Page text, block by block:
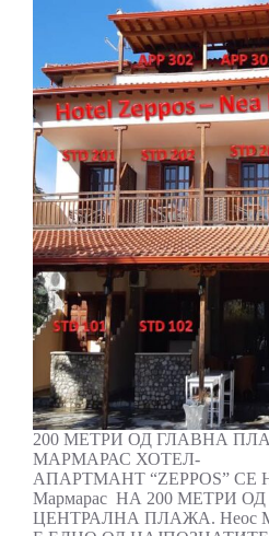
200 МЕТРИ ОД ГЛАВНА
МАРМАРАС ХОТЕЛ-
АПАРТМАНТ “ZEPPOS” СЕ
Мармарас НА 200 МЕТРИ
ЦЕНТРАЛНА ПЛАЖА. Неос